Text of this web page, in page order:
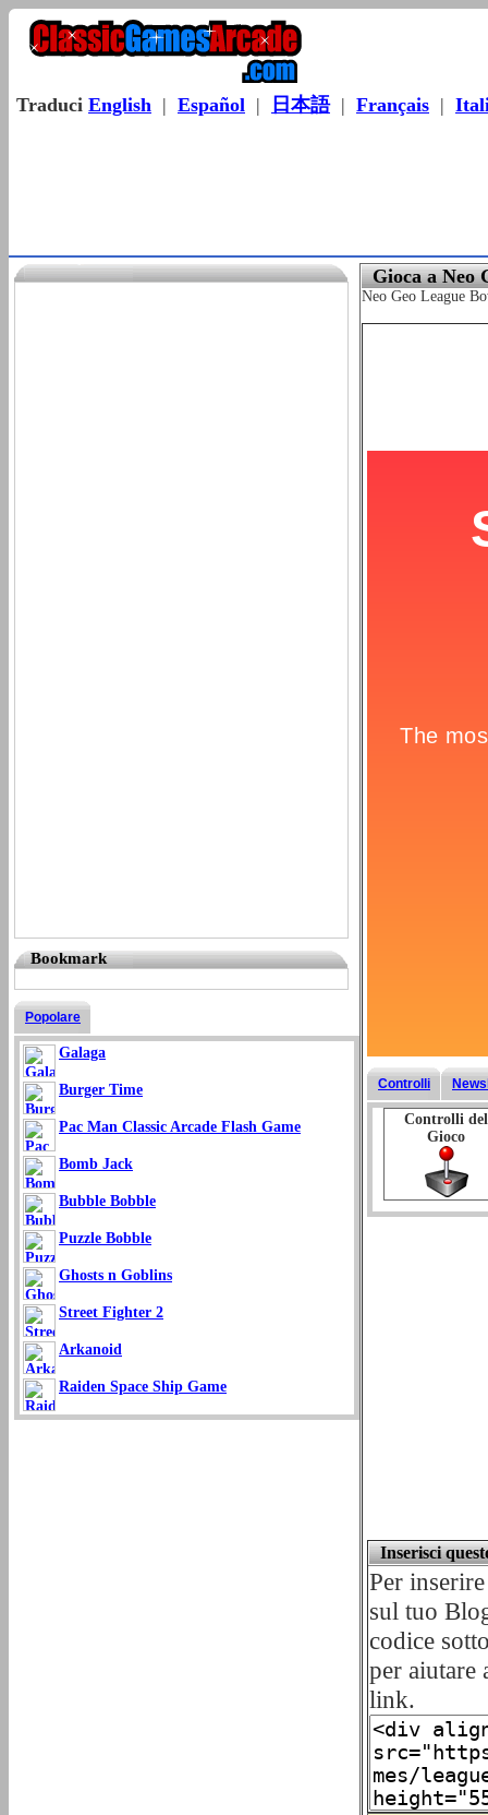
Traduci English | Español | 日本語| Français |
Bookmark
Popolare
Galaga
Burger Time
Pac Man Classic Arcade Flash Game
Bomb Jack
Bubble Bobble
Puzzle Bobble
Ghosts n Goblins
Street Fighter 2
Arkanoid
Raiden Space Ship Game
Gioca a Neo
Neo Geo League
Controlli
Controlli del
Gioco
Inserisci
Per
sul tuo
codice
per aiutare
link.